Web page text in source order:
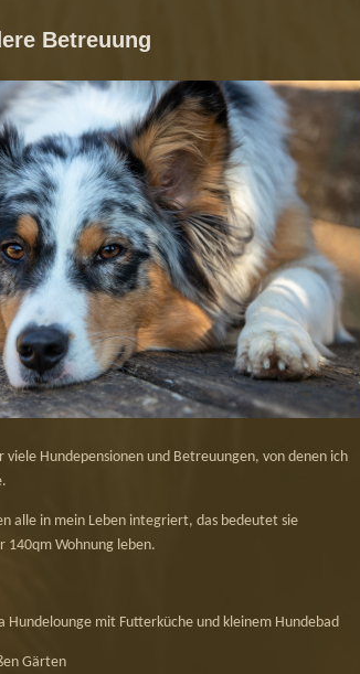
Betreuung
Hundepensionen und Betreuungen, von denen ich
alle in mein Leben integriert, das bedeutet sie
Wohnung leben.
Hundelounge mit Futterküche und kleinem Hundebad
Gärten